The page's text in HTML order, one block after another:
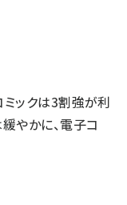
ックは3割強が利
やかに、電子コ